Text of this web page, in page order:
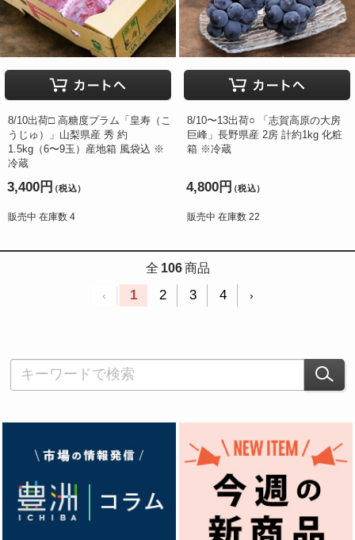
8/10出荷□ 高糖度プラム「皇寿（こ
うじゅ）」山梨県産 秀 約
1.5kg（6〜9玉）産地箱 風袋込 ※
冷蔵
3,400円（税込）
販売中 在庫数 4
8/10〜13出荷○ 「志賀高原の大房
巨峰」長野県産 2房 計約1kg 化粧
箱 ※冷蔵
4,800円（税込）
販売中 在庫数 22
全 106 商品
‹ 1 2 3 4 ›